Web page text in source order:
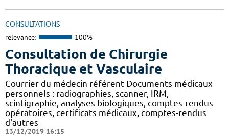
CONSULTATIONS
relevance: 100%
Consultation de Chirurgie
Thoracique et Vasculaire
Courrier du médecin référent Documents médicaux
personnels : radiographies, scanner, IRM,
scintigraphie, analyses biologiques, comptes-rendus
opératoires, certificats médicaux, comptes-rendus
d'autres
13/12/2019 16:15